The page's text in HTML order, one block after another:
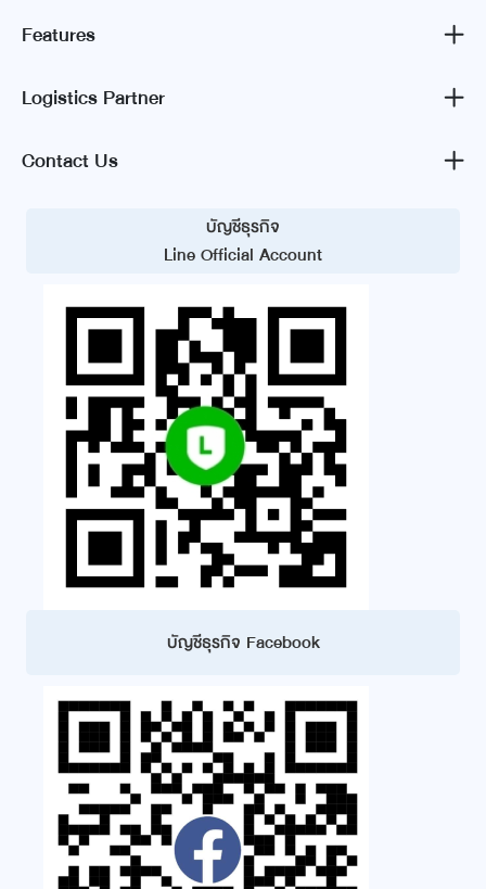
Features
Logistics Partner
Contact Us
บัญชีธุรกิจ
Line Official Account
บัญชีธุรกิจ Facebook